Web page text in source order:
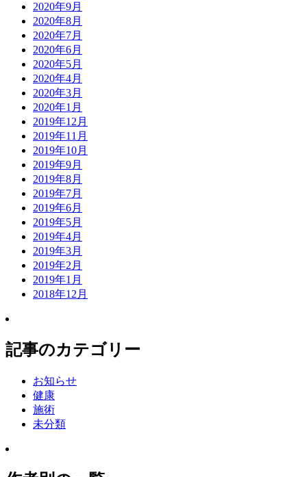
2020年9月
2020年8月
2020年7月
2020年6月
2020年5月
2020年4月
2020年3月
2020年1月
2019年12月
2019年11月
2019年10月
2019年9月
2019年8月
2019年7月
2019年6月
2019年5月
2019年4月
2019年3月
2019年2月
2019年1月
2018年12月
記事のカテゴリー
お知らせ
健康
施術
未分類